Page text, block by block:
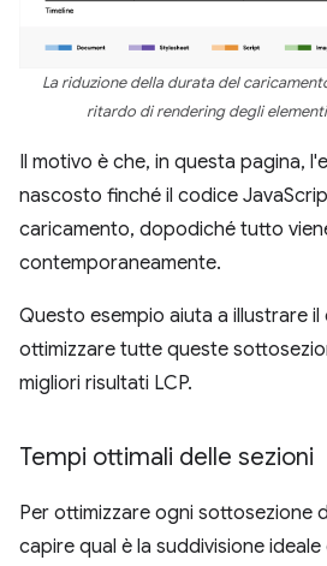
La riduzione della durata del
ritardo di rendering degli elementi
Il motivo è che, in questa pagina,
nascosto finché il codice
caricamento, dopodiché tutto
contemporaneamente.
Questo esempio aiuta a illustrare
ottimizzare tutte queste
migliori risultati LCP.
Tempi ottimali delle sezioni
Per ottimizzare ogni sottosezione
capire qual è la suddivisione